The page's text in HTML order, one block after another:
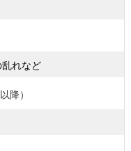
れなど
降）